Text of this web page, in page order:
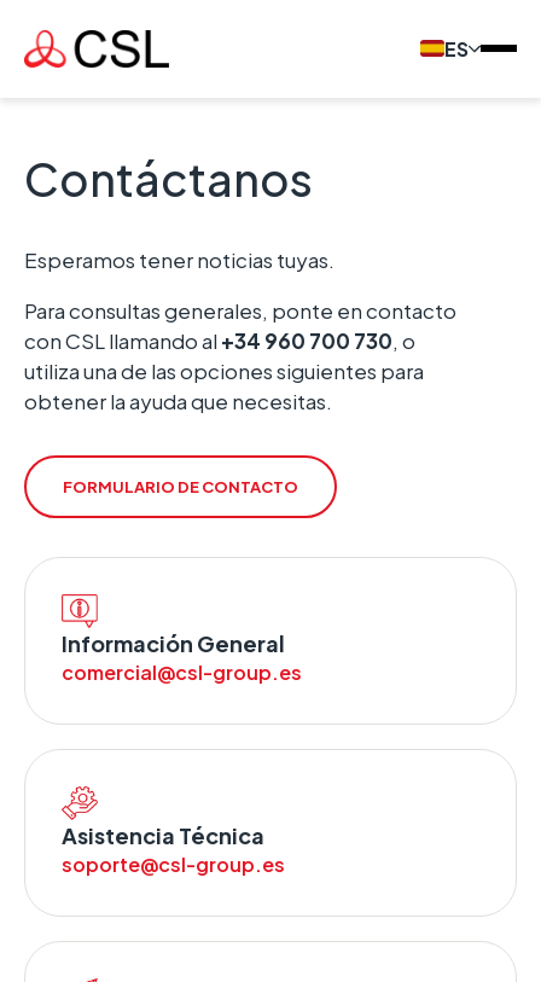
ES
Contáctanos
Esperamos tener noticias tuyas.
Para consultas generales, ponte en contacto
con CSL llamando al +34 960 700 730, o
utiliza una de las opciones siguientes para
obtener la ayuda que necesitas.
FORMULARIO DE CONTACTO
Información General
comercial@csl-group.es
Asistencia Técnica
soporte@csl-group.es